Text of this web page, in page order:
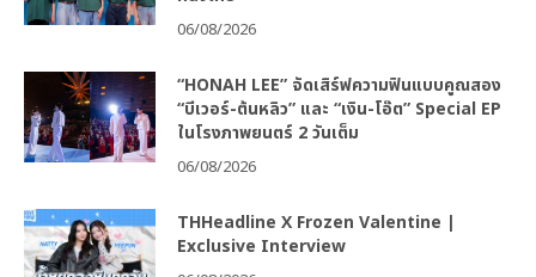
06/08/2026
“HONAH LEE” จัดเสิร์ฟความฟินแบบคูณสอง
“บีเวอร์-ต้นหลิว” และ “เงิน-โอ๊ต” Special EP
ในโรงภาพยนตร์ 2 วันเต็ม
06/08/2026
THHeadline X Frozen Valentine |
Exclusive Interview